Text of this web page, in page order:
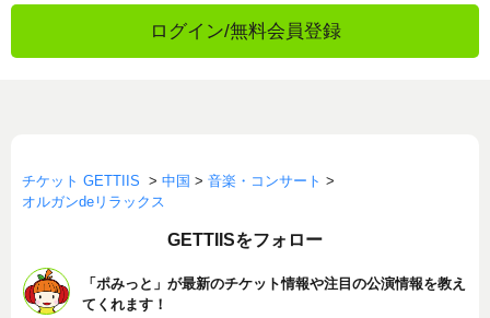
ログイン/無料会員登録
チケット GETTIIS > 中国 > 音楽・コンサート >
オルガンdeリラックス
GETTIISをフォロー
「ポみっと」が最新のチケット情報や注目の公演情報を教え
てくれます！